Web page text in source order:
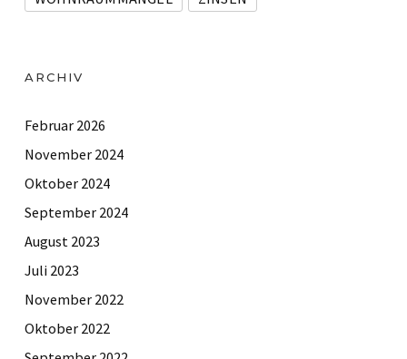
ARCHIV
Februar 2026
November 2024
Oktober 2024
September 2024
August 2023
Juli 2023
November 2022
Oktober 2022